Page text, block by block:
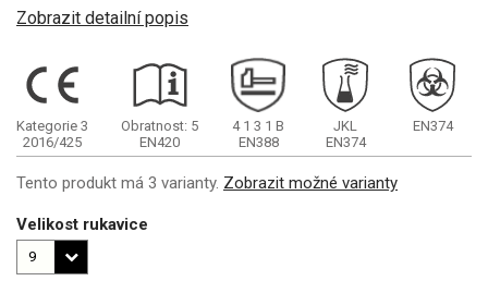
Zobrazit detailní popis
Kategorie 3
2016/425
Obratnost: 5
EN420
4 1 3 1 B
EN388
JKL
EN374
EN374
Tento produkt má 3 varianty. Zobrazit možné varianty
Velikost rukavice